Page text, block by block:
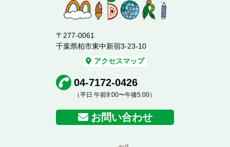
〒277-0061
千葉県柏市東中新宿3-23-10
アクセスマップ
04-7172-0426
（平日 午前9:00〜午後5:00）
お問い合わせ